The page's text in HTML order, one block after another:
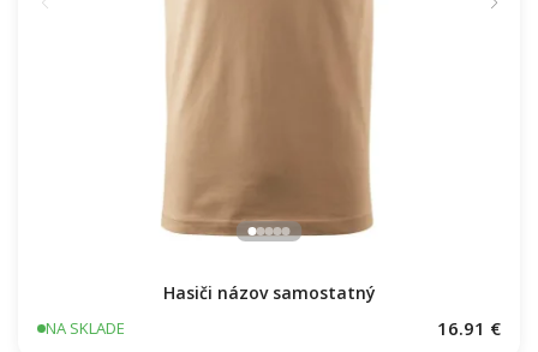
Hasiči názov samostatný
NA SKLADE 16.91 €